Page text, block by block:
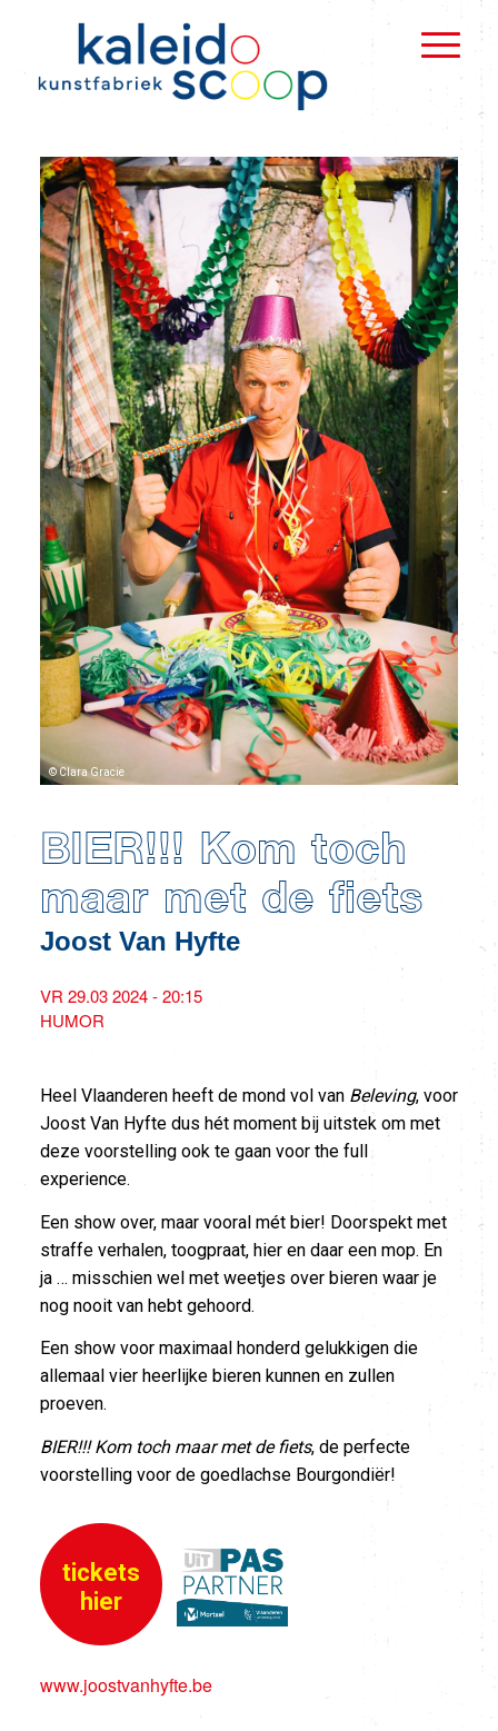
www.joostvanhyfte.be
© Clara Gracie
BIER!!! Kom toch
maar met de fiets
Joost Van Hyfte
VR 29.03 2024 - 20:15
HUMOR
Heel Vlaanderen heeft de mond vol van Beleving, voor
Joost Van Hyfte dus hét moment bij uitstek om met
deze voorstelling ook te gaan voor the full
experience.
Een show over, maar vooral mét bier! Doorspekt met
straffe verhalen, toogpraat, hier en daar een mop. En
ja … misschien wel met weetjes over bieren waar je
nog nooit van hebt gehoord.
Een show voor maximaal honderd gelukkigen die
allemaal vier heerlijke bieren kunnen en zullen
proeven.
BIER!!! Kom toch maar met de fiets, de perfecte
voorstelling voor de goedlachse Bourgondiër!
tickets
hier